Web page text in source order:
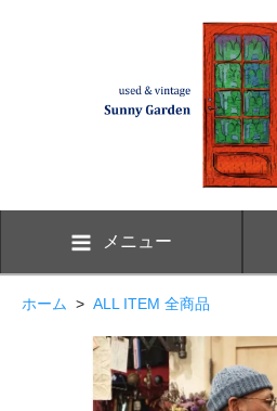
メニュー
ホーム > ALL ITEM 全商品